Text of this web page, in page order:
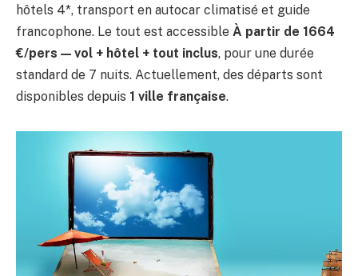
hôtels 4*, transport en autocar climatisé et guide
francophone. Le tout est accessible À partir de 1664
€/pers — vol + hôtel + tout inclus, pour une durée
standard de 7 nuits. Actuellement, des départs sont
disponibles depuis 1 ville française.